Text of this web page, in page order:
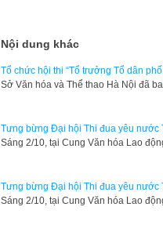
Nội dung khác
Tổ chức hội thi “Tổ trưởng Tổ dân
Sở Văn hóa và Thể thao Hà Nội đã
Tưng bừng Đại hội Thi đua yêu nước
​Sáng 2/10, tại Cung Văn hóa Lao
Tưng bừng Đại hội Thi đua yêu nước
​Sáng 2/10, tại Cung Văn hóa Lao